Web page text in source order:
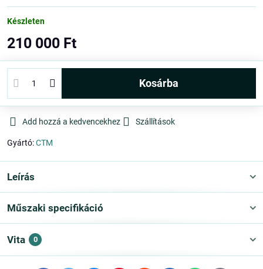
Készleten
210 000 Ft
kosárba
Add hozzá a kedvencekhez Szállítások
Gyártó:CTM
Leírás
Műszaki specifikáció
Vita 0